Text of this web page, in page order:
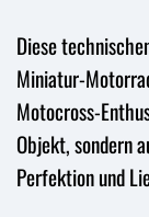
Diese
Miniatur-
Motocross-
Objekt, sondern
Perfektion und